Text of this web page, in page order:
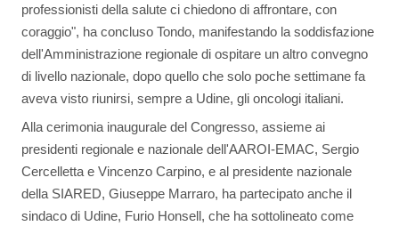
professionisti della salute ci chiedono di affrontare, con
coraggio", ha concluso Tondo, manifestando la soddisfazione
dell'Amministrazione regionale di ospitare un altro convegno
di livello nazionale, dopo quello che solo poche settimane fa
aveva visto riunirsi, sempre a Udine, gli oncologi italiani.
Alla cerimonia inaugurale del Congresso, assieme ai
presidenti regionale e nazionale dell'AAROI-EMAC, Sergio
Cercelletta e Vincenzo Carpino, e al presidente nazionale
della SIARED, Giuseppe Marraro, ha partecipato anche il
sindaco di Udine, Furio Honsell, che ha sottolineato come